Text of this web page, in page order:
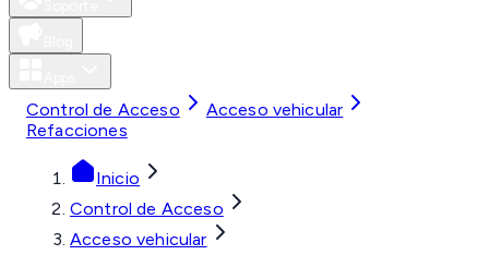
Control de Acceso
Acceso vehicular
Refacciones
Inicio
Control de Acceso
Acceso vehicular